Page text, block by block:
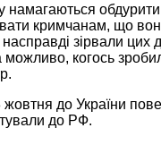
намагаються
кримчанам, що
зірвали цих
можливо, когось
жовтня до України
до РФ.